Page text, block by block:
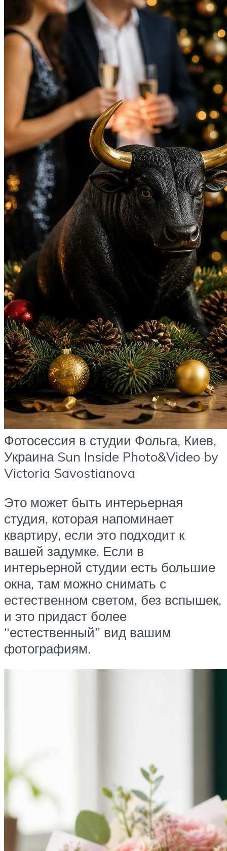
Фотосессия в студии Фольга, Киев,
Украина Sun Inside Photo&Video by
Victoria Savostianova
Это может быть интерьерная
студия, которая напоминает
квартиру, если это подходит к
вашей задумке. Если в
интерьерной студии есть большие
окна, там можно снимать с
естественном светом, без вспышек,
и это придаст более
“естественный” вид вашим
фотографиям.